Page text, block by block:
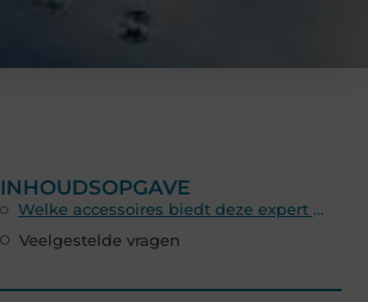
INHOUDSOPGAVE
Welke accessoires biedt deze expert nog meer?
Veelgestelde vragen